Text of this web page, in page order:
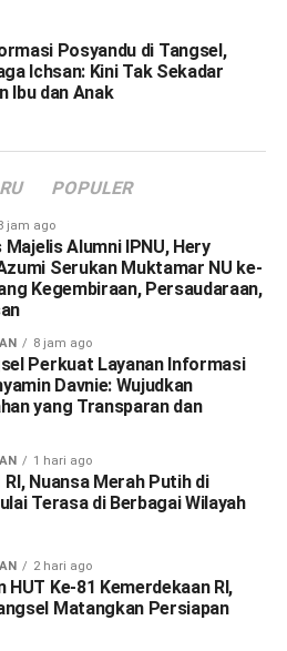
Posyandu di Tangsel,
Ichsan: Kini Tak Sekadar
Ibu dan Anak
POPULER
jam ago
Majelis Alumni IPNU, Hery
Serukan Muktamar NU ke-
Kegembiraan, Persaudaraan,
8 jam ago
Perkuat Layanan Informasi
Davnie: Wujudkan
yang Transparan dan
1 hari ago
RI, Nuansa Merah Putih di
Terasa di Berbagai Wilayah
2 hari ago
HUT Ke-81 Kemerdekaan RI,
Matangkan Persiapan